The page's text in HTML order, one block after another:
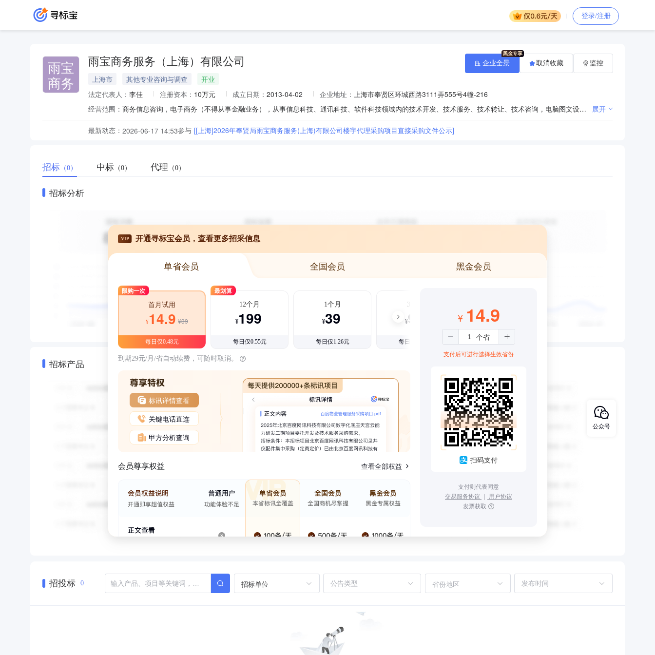
登录/注册
雨宝
商务
雨宝商务服务（上海）有限公司
上海市 其他专业咨询与调查
开业
法定代表人： 李佳 注册资本： 10万元 成立日期： 2013-04-02 企业地址： 上海市奉贤区环城西路3111弄555号4幢-216
经营范围：
商务信息咨询，电子商务（不得从事金融业务），从事信息科技、通讯科技、软件科技领域内的技术开发、技术服务、技术转让、技术咨询，电脑图文设计、制作，通讯建设工程施工，会务服务，展览展示服务，礼仪服务，市场营销策划，企业管理咨询，人工搬运服务，通讯设备、日用百货、茶具、工艺礼品、计算机、软件及辅助设备、办公设备、办公用品、家用电器的批发、零售。 【依法须经批准的项目，经相关部门批准后方可开展经营活动】 展开
最新动态： 2026-06-17 14:53参与 [[上海]2026年奉贤局雨宝商务服务(上海)有限公司楼宇代理采购项目直接采购文件公示]
企业全景 取消收藏 监控
招标 （0） 中标 （0） 代理 （0）
招标分析
招标产品
VIP 开通寻标宝会员，查看更多招采信息
单省会员 全国会员 黑金会员
限购一次
首月试用
¥14.9 ¥39
每日仅0.48元
最划算
12个月
¥199
每日仅0.55元
1个月
¥39
每日仅1.26元
3个月
¥99
每日仅1.08元
到期29元/月/省自动续费，可随时取消。
标讯详情查看
关键电话直连
甲方分析查询
会员尊享权益 查看全部权益
¥ 14.9
支付后可进行选择生效省份
扫码支付
支付则代表同意
交易服务协议 ｜ 用户协议
发票获取
招投标 0 招标单位 省份地区
公众号